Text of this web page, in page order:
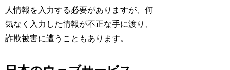
人情報を入力する必要がありますが、何
気なく入力した情報が不正な手に渡り、
詐欺被害に遭うこともあります。